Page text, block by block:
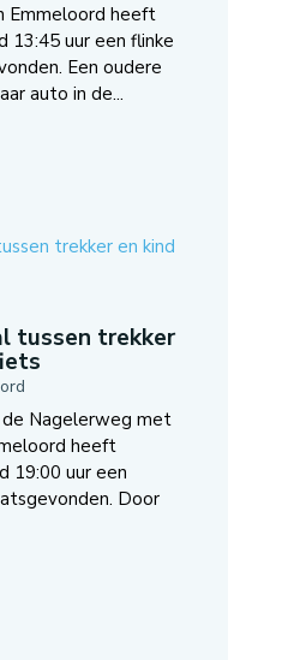
Emmeloord heeft
13:45 uur een flinke
Een oudere
auto in de...
tussen trekker
Nagelerweg met
heeft
19:00 uur een
Door